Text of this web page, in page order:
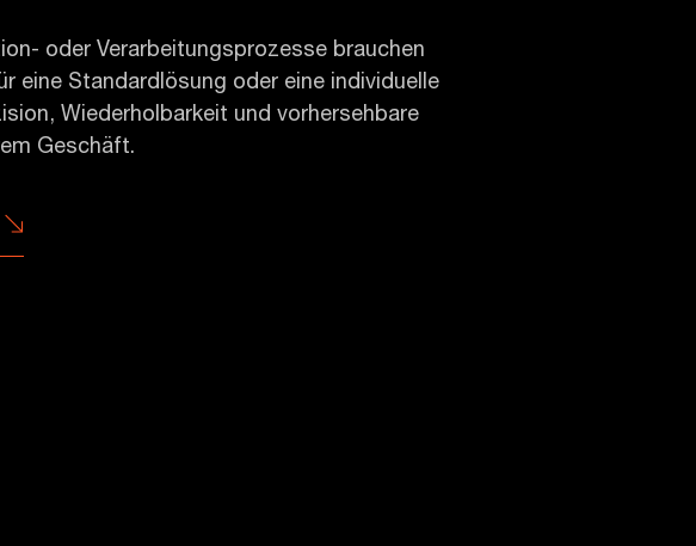
oder Verarbeitungsprozesse brauchen
eine Standardlösung oder eine individuelle
Wiederholbarkeit und vorhersehbare
Geschäft.